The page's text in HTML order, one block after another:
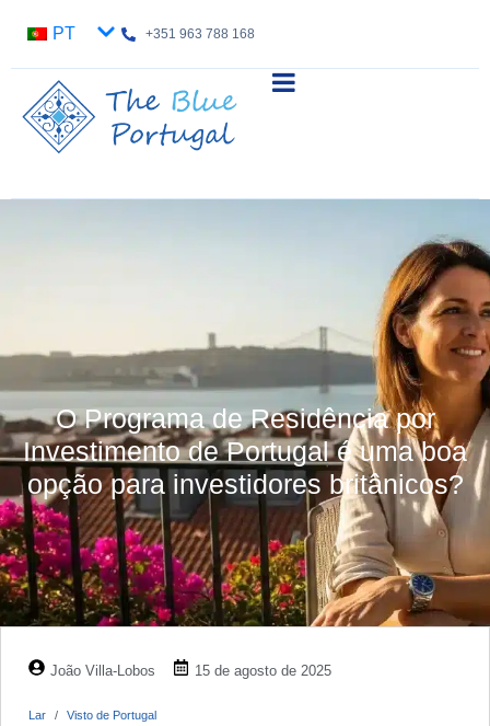
PT +351 963 788 168
O Programa de Residência por
Investimento de Portugal é uma boa
opção para investidores britânicos?
João Villa-Lobos 15 de agosto de 2025
Lar Visto de Portugal